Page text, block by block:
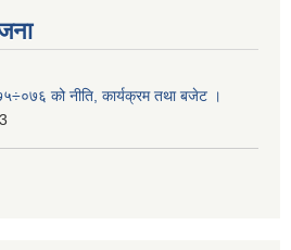
को नीति, कार्यक्रम तथा बजेट ।